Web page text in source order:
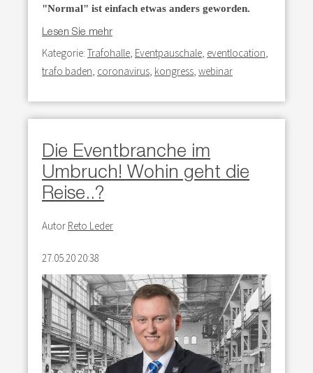
"Normal" ist einfach etwas anders geworden.
Lesen Sie mehr
Kategorie: Trafohalle, Eventpauschale, eventlocation,
trafo baden, coronavirus, kongress, webinar
Die Eventbranche im
Umbruch! Wohin geht die
Reise..?
Autor Reto Leder
27.05.20 20:38